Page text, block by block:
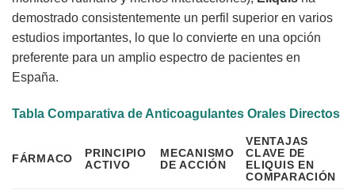
demostrado consistentemente un perfil superior en varios
estudios importantes, lo que lo convierte en una opción
preferente para un amplio espectro de pacientes en
España.
Tabla Comparativa de Anticoagulantes Orales Directos
FÁRMACO
PRINCIPIO
ACTIVO
MECANISMO
DE ACCIÓN
VENTAJAS
CLAVE DE
ELIQUIS EN
COMPARACIÓN